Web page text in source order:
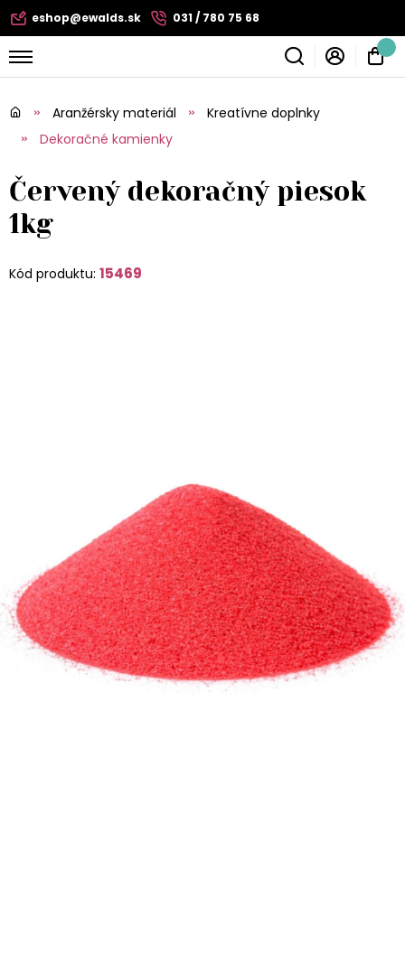
eshop@ewalds.sk 031 / 780 75 68
Aranžérsky materiál
Kreatívne doplnky
Dekoračné kamienky
Červený dekoračný piesok
1kg
Kód produktu: 15469